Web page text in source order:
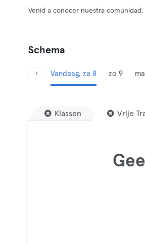
Venid a conocer nuestra comunidad.
Schema
Vandaag, za 8 zo 9
Klassen Vrije